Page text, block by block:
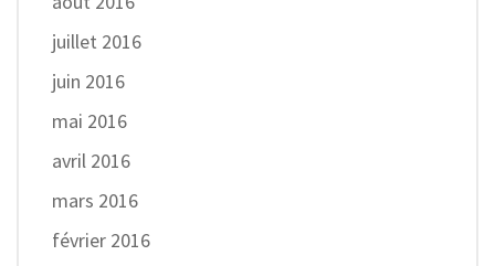
juillet 2016
juin 2016
mai 2016
avril 2016
mars 2016
février 2016